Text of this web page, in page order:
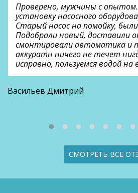
Проверено, мужчины с
установку насосного
Старый насос на помойку,
Подобрали новый, доставили
смонтировали автоматика и
аккуратн ничего не течет
исправно, пользуемся водой на
Васильев Дмитрий
СМОТРЕТЬ ВСЕ